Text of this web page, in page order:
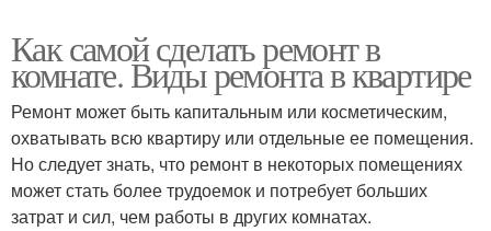
Как самой сделать ремонт в
комнате. Виды ремонта в квартире
Ремонт может быть капитальным или косметическим,
охватывать всю квартиру или отдельные ее помещения.
Но следует знать, что ремонт в некоторых помещениях
может стать более трудоемок и потребует больших
затрат и сил, чем работы в других комнатах.